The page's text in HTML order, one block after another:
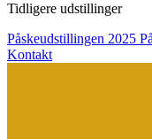
Tidligere udstillinger
Påskeudstillingen 2025
Kontakt